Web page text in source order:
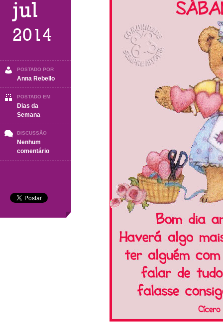
jul
2014
POSTADO POR
Anna Rebello
POSTADO EM
Dias da
Semana
DISCUSSÃO
Nenhum
comentárioem
Sábado